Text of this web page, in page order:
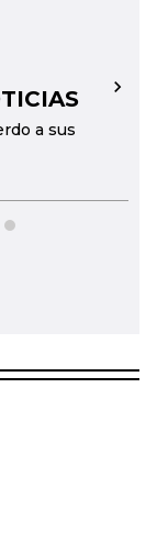
a sus
→